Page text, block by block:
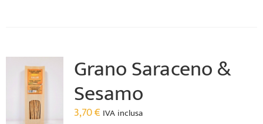
Grano Saraceno &
Sesamo
3,70€ IVA inclusa